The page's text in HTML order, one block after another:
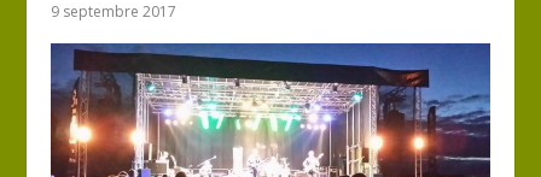
9 septembre 2017